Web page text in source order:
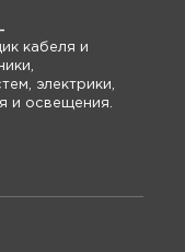
кабеля и
электрики,
и освещения.